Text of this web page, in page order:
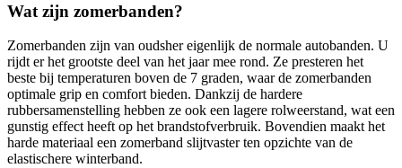
Wat zijn zomerbanden?
Zomerbanden zijn van oudsher eigenlijk de normale autobanden. U
rijdt er het grootste deel van het jaar mee rond. Ze presteren het
beste bij temperaturen boven de 7 graden, waar de zomerbanden
optimale grip en comfort bieden. Dankzij de hardere
rubbersamenstelling hebben ze ook een lagere rolweerstand, wat een
gunstig effect heeft op het brandstofverbruik. Bovendien maakt het
harde materiaal een zomerband slijtvaster ten opzichte van de
elastischere winterband.